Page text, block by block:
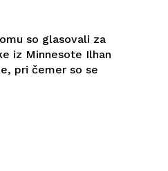
so glasovali za
iz Minnesote Ilhan
pri čemer so se